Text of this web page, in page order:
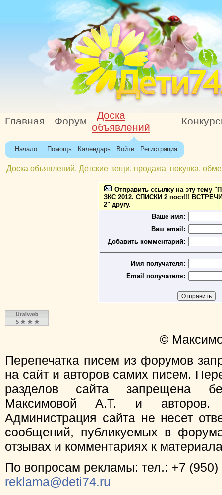
Главная Форум
Доска
объявлений
Начало Помощь Календарь Войти Регистрация
Доска объявлений. Детские вещи, продажа, покупка,
Отправить ссылку на эту тему
ЗКС 2012. СПИСКИ 2 пост!!!
2" другу.
Ваше имя:
Ваш email:
Добавить комментарий:
Имя получателя:
Email получателя:
©
Перепечатка писем из форумов
на сайт и авторов самих писем.
разделов сайта запрещена
Максимовой А.Т. и
Администрация сайта не несет
сообщений, публикуемых в
отзывах и комментариях к
По вопросам рекламы: тел.: +7 (950)
reklama@deti74.ru